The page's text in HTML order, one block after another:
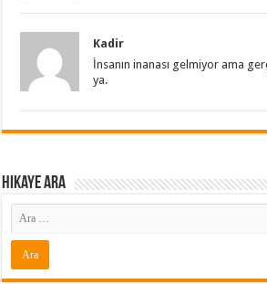
Kadir
İnsanın inanası gelmiyor ama
ya.
Hikaye ARA